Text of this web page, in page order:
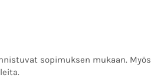
sopimuksen mukaan. Myös